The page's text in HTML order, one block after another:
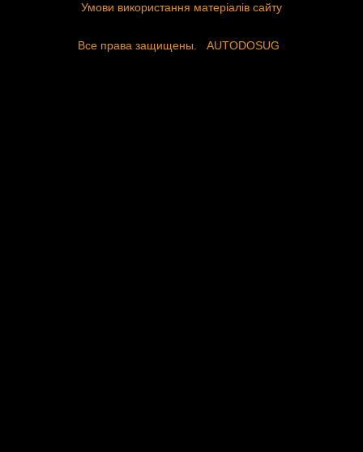
Умови використання матеріалів сайту
Все права защищены. AUTODOSUG